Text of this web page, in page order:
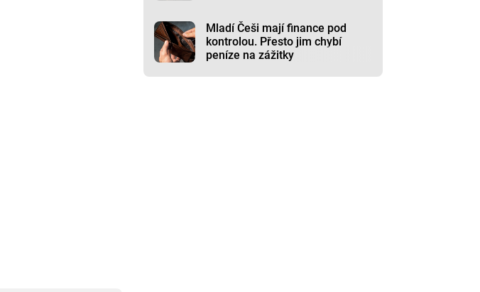
Mladí Češi mají finance pod
kontrolou. Přesto jim chybí
peníze na zážitky